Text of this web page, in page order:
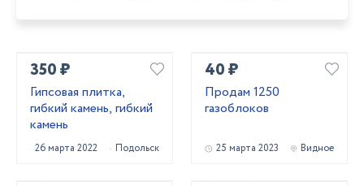
350 ₽
Гипсовая плитка,
гибкий камень, гибкий
камень
26 марта 2022 Подольск
40 ₽
Продам 1250
газоблоков
25 марта 2023 Видное